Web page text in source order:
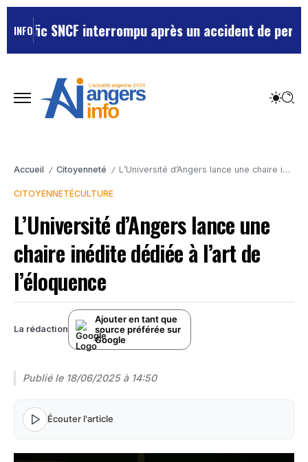
INFO
SNCF interrompu après un accident de personne
Accueil / Citoyenneté / L’Université d’Angers lance une chaire inédite dédiée à l’art de l’éloquence
CITOYENNETÉCULTURE
L’Université d’Angers lance une
chaire inédite dédiée à l’art de
l’éloquence
La rédaction
Ajouter en tant que
source préférée sur
Google
Publié le 18/06/2025 à 14:50
Écouter l'article